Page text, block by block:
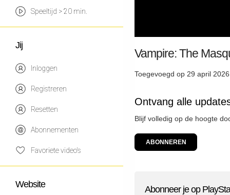
Speeltijd > 20 min.
Jij
Inloggen
Registreren
Resetten
Abonnementen
Favoriete video's
Website
Vampire: The
Toegevoegd op 29 april
Ontvang alle
Blijf volledig op de hoogte
ABONNEREN
Abonneer je op